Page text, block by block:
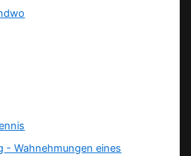
- Wahnehmungen eines